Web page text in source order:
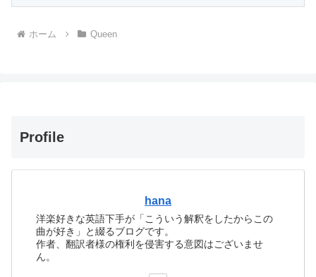
ホーム Queen
Profile
hana
洋楽好きな英語下手が「こういう解釈をしたからこの
曲が好き」と綴るブログです。
作者、翻訳者様の権利を侵害する意図はございませ
ん。